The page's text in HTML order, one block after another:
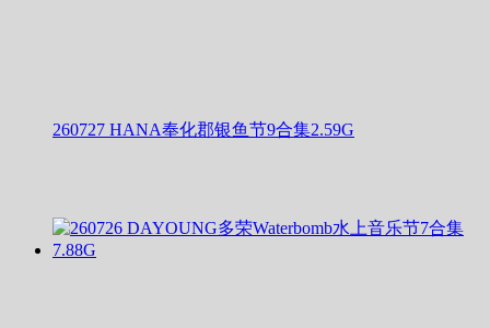
260727 HANA奉化郡银鱼节9合集2.59G